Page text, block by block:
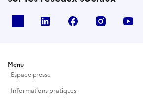
Linkedin Facebook Instagram
Menu
Espace presse
Informations pratiques